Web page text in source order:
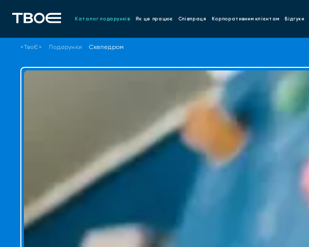
Каталог подарунків Як це працює Співпраця Корпоративним клієнтам Відгуки
«ТвоЄ» Подарунки Скеледром